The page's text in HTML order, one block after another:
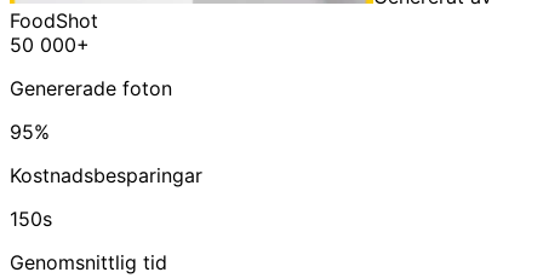
FoodShot
50 000+
Genererade foton
95%
Kostnadsbesparingar
150s
Genomsnittlig tid